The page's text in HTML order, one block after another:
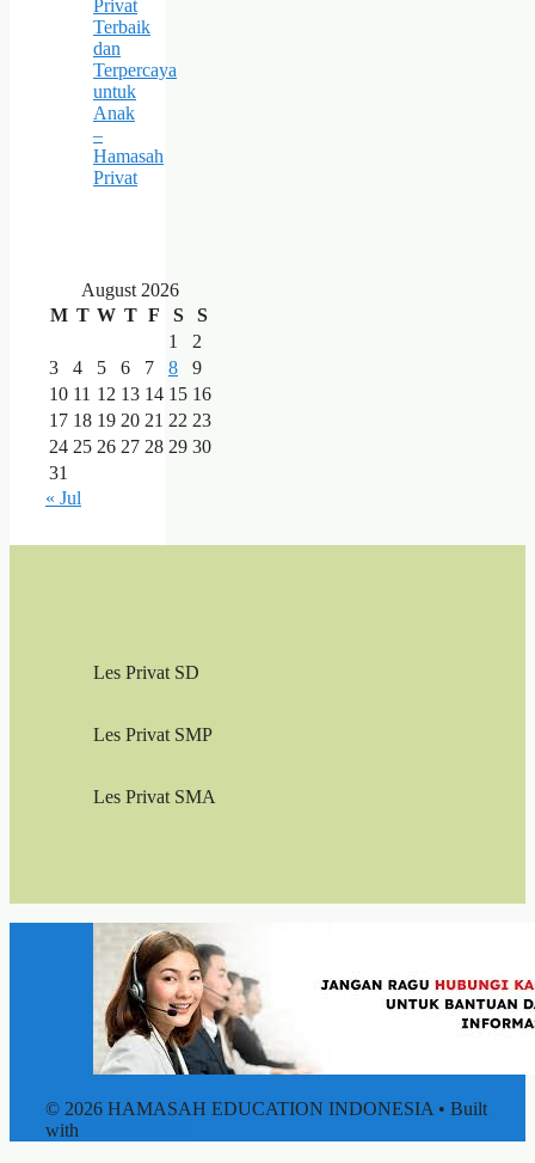
Privat
Terbaik
dan
Terpercaya
untuk
Anak
–
Hamasah
Privat
August 2026
M T W T F S
S
1
2
3
4 5 6 7 8
9
10 11 12 13 14 15 16
17 18 19 20 21 22 23
24 25 26 27 28 29 30
31
« Jul
Les Privat SD
Les Privat SMP
Les Privat SMA
© 2026 HAMASAH EDUCATION INDONESIA• Built
with